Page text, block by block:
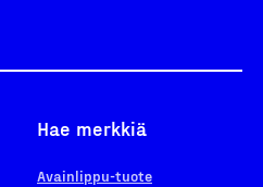
Hae merkkiä
Avainlippu-tuote